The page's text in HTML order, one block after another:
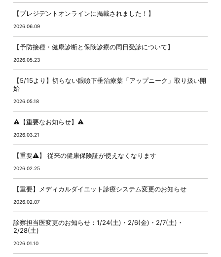
【プレジデントオンラインに掲載されました！】
2026.06.09
【予防接種・健康診断と保険診療の同日受診について】
2026.05.23
【5/15より】切らない眼瞼下垂治療薬「アップニーク」取り扱い開
始
2026.05.18
⚠️【重要なお知らせ】⚠️
2026.03.21
【重要⚠️】 従来の健康保険証が使えなくなります
2026.02.25
【重要】メディカルダイエット診療システム変更のお知らせ
2026.02.07
診察担当医変更のお知らせ：1/24(土)・2/6(金)・2/7(土)・
2/28(土)
2026.01.10